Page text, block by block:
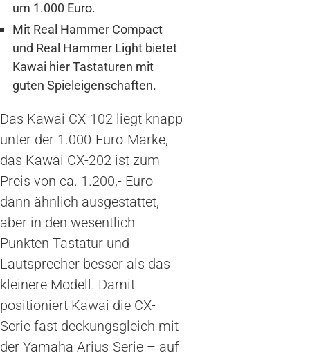
um 1.000 Euro.
Mit Real Hammer Compact
und Real Hammer Light bietet
Kawai hier Tastaturen mit
guten Spieleigenschaften.
Das Kawai CX-102 liegt knapp
unter der 1.000-Euro-Marke,
das Kawai CX-202 ist zum
Preis von ca. 1.200,- Euro
dann ähnlich ausgestattet,
aber in den wesentlich
Punkten Tastatur und
Lautsprecher besser als das
kleinere Modell. Damit
positioniert Kawai die CX-
Serie fast deckungsgleich mit
der Yamaha Arius-Serie – auf